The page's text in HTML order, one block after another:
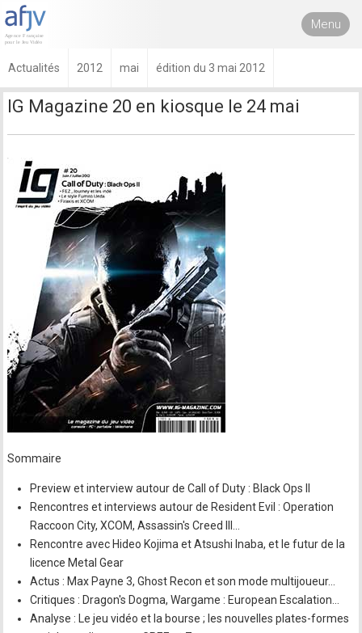
Menu
Actualités 2012 mai édition du 3 mai 2012
IG Magazine 20 en kiosque le 24 mai
Sommaire
Preview et interview autour de Call of Duty : Black Ops II
Rencontres et interviews autour de Resident Evil : Operation
Raccoon City, XCOM, Assassin's Creed III…
Rencontre avec Hideo Kojima et Atsushi Inaba, et le futur de la
licence Metal Gear
Actus : Max Payne 3, Ghost Recon et son mode multijoueur…
Critiques : Dragon's Dogma, Wargame : European Escalation…
Analyse : Le jeu vidéo et la bourse ; les nouvelles plates-formes